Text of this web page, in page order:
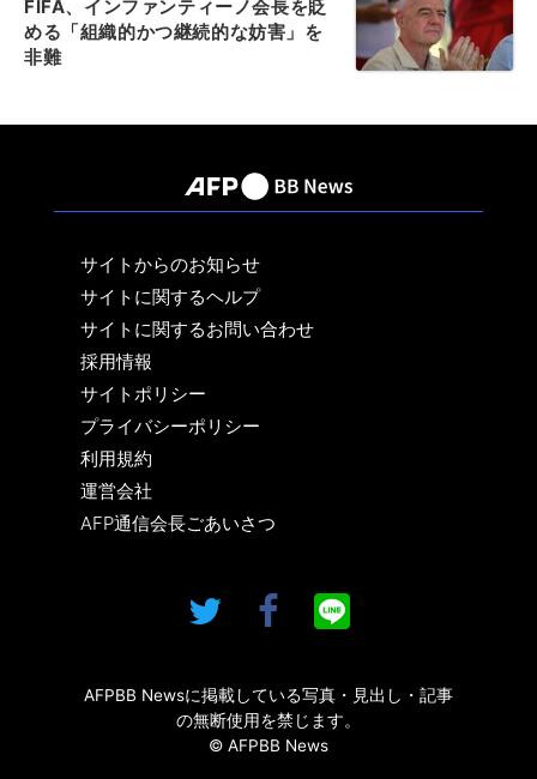
FIFA、インファンティーノ会長を貶
める「組織的かつ継続的な妨害」を
非難
サイトからのお知らせ
サイトに関するヘルプ
サイトに関するお問い合わせ
採用情報
サイトポリシー
プライバシーポリシー
利用規約
運営会社
AFP通信会長ごあいさつ
AFPBB Newsに掲載している写真・見出し・記事
の無断使用を禁じます。
© AFPBB News